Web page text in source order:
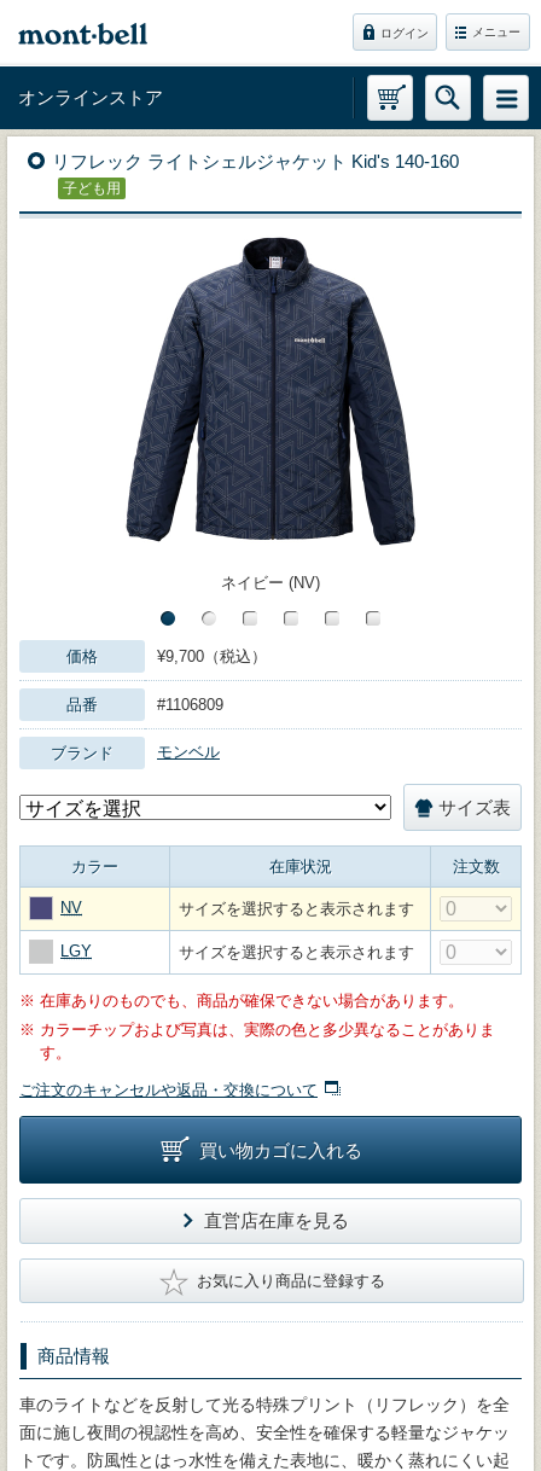
ログイン メニュー
オンラインストア
リフレック ライトシェルジャケット Kid's 140-160
子ども用
ネイビー (NV)
価格 ¥9,700（税込）
品番 #1106809
ブランド モンベル
サイズ表
カラー 在庫状況 注文数
NV サイズを選択すると表示されます
LGY サイズを選択すると表示されます
※ 在庫ありのものでも、商品が確保できない場合があります。
※ カラーチップおよび写真は、実際の色と多少異なることがありま
す。
ご注文のキャンセルや返品・交換について
買い物カゴに入れる
直営店在庫を見る
★ お気に入り商品に登録する
商品情報
車のライトなどを反射して光る特殊プリント（リフレック）を全
面に施し夜間の視認性を高め、安全性を確保する軽量なジャケッ
トです。防風性とはっ水性を備えた表地に、暖かく蒸れにくい起